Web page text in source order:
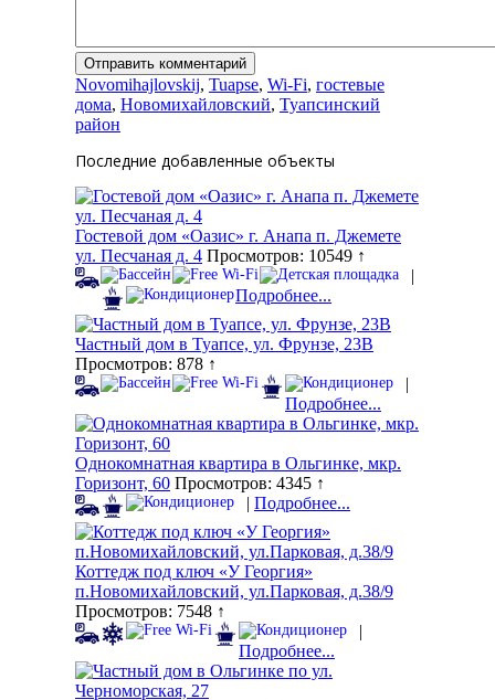
Novomihajlovskij, Tuapse, Wi-Fi, гостевые
дома, Новомихайловский, Туапсинский
район
Последние добавленные объекты
Гостевой дом «Оазис» г. Анапа п. Джемете
ул. Песчаная д. 4 Просмотров: 10549 ↑
|
Подробнее...
Частный дом в Туапсе, ул. Фрунзе, 23В
Просмотров: 878 ↑
|
Подробнее...
Однокомнатная квартира в Ольгинке, мкр.
Горизонт, 60 Просмотров: 4345 ↑
| Подробнее...
Коттедж под ключ «У Георгия»
п.Новомихайловский, ул.Парковая, д.38/9
Просмотров: 7548 ↑
|
Подробнее...